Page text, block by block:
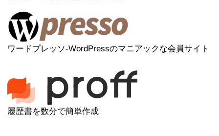
ワードプレッソ-WordPressのマニアックな会員サイト
履歴書を数分で簡単作成